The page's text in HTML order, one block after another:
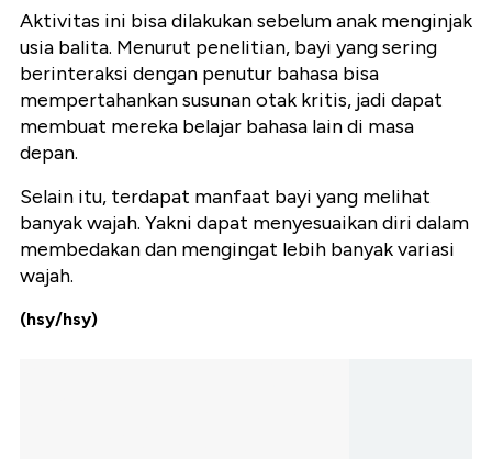
Aktivitas ini bisa dilakukan sebelum anak menginjak
usia balita. Menurut penelitian, bayi yang sering
berinteraksi dengan penutur bahasa bisa
mempertahankan susunan otak kritis, jadi dapat
membuat mereka belajar bahasa lain di masa
depan.
Selain itu, terdapat manfaat bayi yang melihat
banyak wajah. Yakni dapat menyesuaikan diri dalam
membedakan dan mengingat lebih banyak variasi
wajah.
(hsy/hsy)